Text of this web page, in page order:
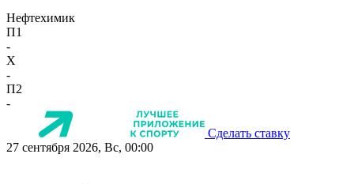
Нефтехимик
П1
-
X
-
П2
-
Сделать ставку
27 сентября 2026, Вс, 00:00